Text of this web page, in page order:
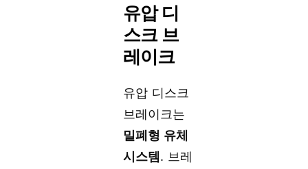
유압 디
스크 브
레이크
유압 디스크
브레이크는
밀폐형 유체
시스템 . 브레